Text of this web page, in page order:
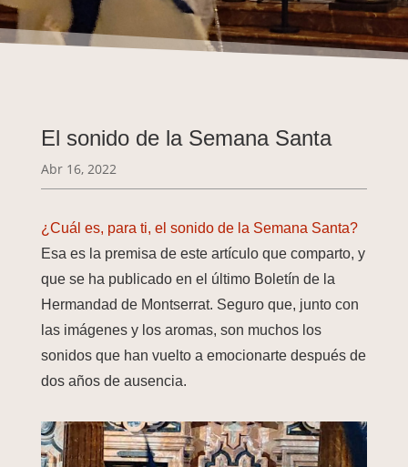
El sonido de la Semana Santa
Abr 16, 2022
¿Cuál es, para ti, el sonido de la Semana Santa?
Esa es la premisa de este artículo que comparto, y
que se ha publicado en el último Boletín de la
Hermandad de Montserrat. Seguro que, junto con
las imágenes y los aromas, son muchos los
sonidos que han vuelto a emocionarte después de
dos años de ausencia.